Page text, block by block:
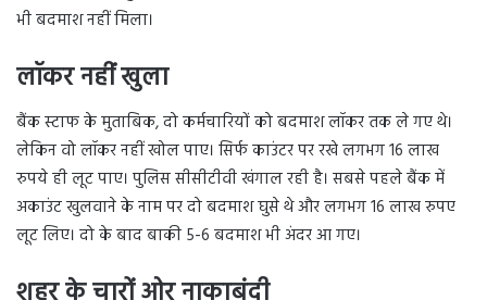
भी बदमाश नहीं मिला।
लॉकर नहीं खुला
बैंक स्टाफ के मुताबिक, दो कर्मचारियों को बदमाश लॉकर तक ले गए थे।
लेकिन वो लॉकर नहीं खोल पाए। सिर्फ काउंटर पर रखे लगभग 16 लाख
रुपये ही लूट पाए। पुलिस सीसीटीवी खंगाल रही है। सबसे पहले बैंक में
अकाउंट खुलवाने के नाम पर दो बदमाश घुसे थे और लगभग 16 लाख रुपए
लूट लिए। दो के बाद बाकी 5-6 बदमाश भी अंदर आ गए।